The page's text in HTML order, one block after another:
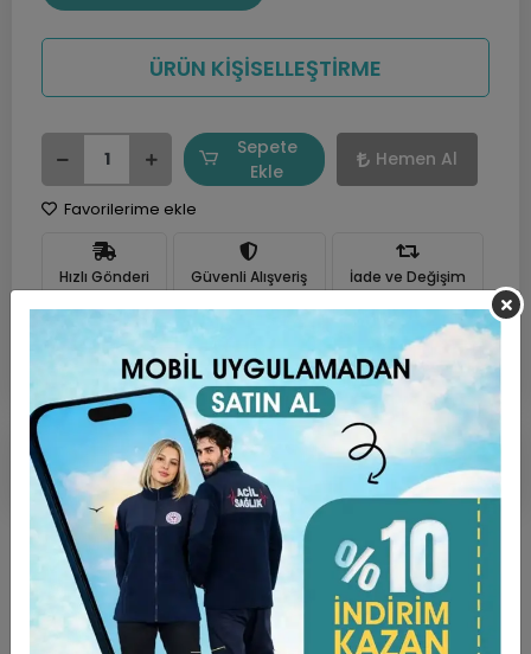
ÜRÜN KİŞİSELLEŞTİRME
Sepete
Ekle
Hemen Al
Favorilerime ekle
Hızlı Gönderi Güvenli Alışveriş İade ve Değişim
Ürün Açıklaması Garanti ve Teslimat
Taksit Seçenekleri Yorumlar